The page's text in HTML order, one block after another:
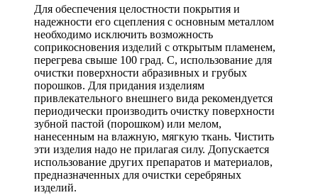
Для обеспечения целостности покрытия и
надежности его сцепления с основным металлом
необходимо исключить возможность
соприкосновения изделий с открытым пламенем,
перегрева свыше 100 град. С, использование для
очистки поверхности абразивных и грубых
порошков. Для придания изделиям
привлекательного внешнего вида рекомендуется
периодически производить очистку поверхности
зубной пастой (порошком) или мелом,
нанесенным на влажную, мягкую ткань. Чистить
эти изделия надо не прилагая силу. Допускается
использование других препаратов и материалов,
предназначенных для очистки серебряных
изделий.